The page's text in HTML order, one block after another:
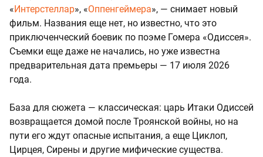
«Интерстеллар», «Оппенгеймера», — снимает новый
фильм. Названия еще нет, но известно, что это
приключенческий боевик по поэме Гомера «Одиссея».
Съемки еще даже не начались, но уже известна
предварительная дата премьеры — 17 июля 2026
года.
База для сюжета — классическая: царь Итаки Одиссей
возвращается домой после Троянской войны, но на
пути его ждут опасные испытания, а еще Циклоп,
Цирцея, Сирены и другие мифические существа.